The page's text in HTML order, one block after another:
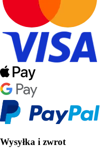
Wysyłka i zwrot